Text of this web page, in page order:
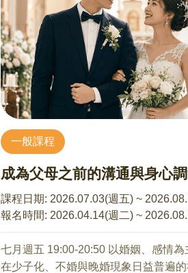
讓親子溝通不再只是「我都是為你好」
慢慢轉化為孩子聽得進去、父母也說得
和連結。
8/1 青少年親子溝通互動
許珮綺 諮商心理師
適合對象：13～18 歲學生（國一～高
你的家中，也有一位正在經歷青春風暴
很多時候明明其實很在乎、也很想靠近
道為什麼，越關心、孩子卻越沉默；
楚、氣氛卻越容易變得緊繃。那些原本
都受傷。看著孩子的改變，很多家長
著急的，曾經那個超級依賴你、會分享
一般課程
成為父母之前的溝通與身心
課程日期: 2026.07.03(週五) ~
報名時間: 2026.04.14(週二) ~
七月週五 19:00-20:50 以婚姻、感情為
在少子化、不婚與晚婚現象日益普遍的